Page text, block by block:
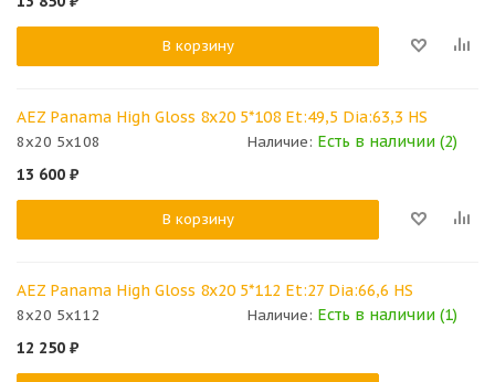
В корзину
AEZ Panama High Gloss 8x20 5*108 Et:49,5 Dia:63,3 HS
8x20 5x108 Наличие: Есть в наличии (2)
13 600 ₽
В корзину
AEZ Panama High Gloss 8x20 5*112 Et:27 Dia:66,6 HS
8x20 5x112 Наличие: Есть в наличии (1)
12 250 ₽